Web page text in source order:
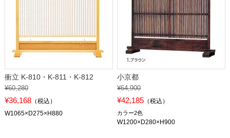
衝立 K-810・K-811・K-812
¥60,280
¥36,168（税込）
W1065×D275×H880
小京都
¥64,900
¥42,185 （税込）
カラー2色
W1200×D280×H900